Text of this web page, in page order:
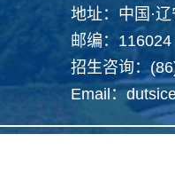
地址：中国·
邮编：116024
招生咨询：
Email：